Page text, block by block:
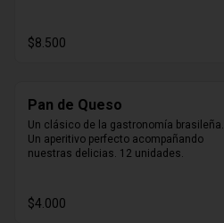
$8.500
Pan de Queso
Un clásico de la gastronomía brasileña.
Un aperitivo perfecto acompañando
nuestras delicias. 12 unidades.
$4.000